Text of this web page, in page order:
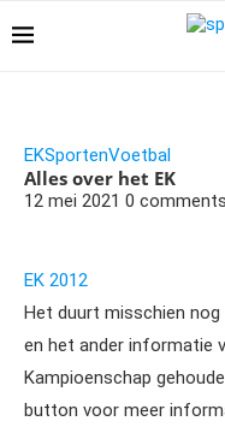
EKSportenVoetbal
Alles over het EK
12 mei 2021 0 comments
EK 2012
Het duurt misschien nog
en het ander informatie
Kampioenschap
button voor meer